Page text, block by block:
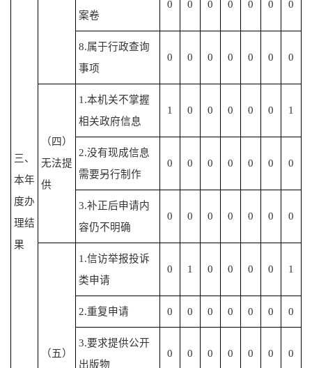
三、
本年
度办
理结
果
案卷
0 0 0 0 0 0 0
8.属于行政查询
事项
0 0 0 0 0 0 0
（四）
无法提
供
1.本机关不掌握
相关政府信息
1 0 0 0 0 0 1
2.没有现成信息
需要另行制作
0 0 0 0 0 0 0
3.补正后申请内
容仍不明确
0 0 0 0 0 0 0
（五）
1.信访举报投诉
类申请
0 1 0 0 0 0 1
2.重复申请 0 0 0 0 0 0 0
3.要求提供公开
出版物
0 0 0 0 0 0 0